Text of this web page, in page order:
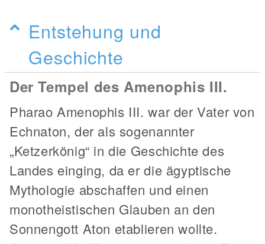
Entstehung und
Geschichte
Der Tempel des Amenophis III.
Pharao Amenophis III. war der Vater von
Echnaton, der als sogenannter
„Ketzerkönig“ in die Geschichte des
Landes einging, da er die ägyptische
Mythologie abschaffen und einen
monotheistischen Glauben an den
Sonnengott Aton etablieren wollte.